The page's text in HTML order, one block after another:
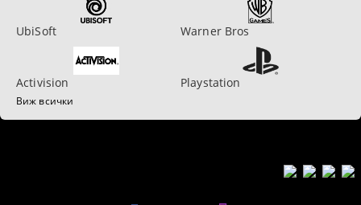
UbiSoft Warner Bros
Activision Playstation
Виж всички